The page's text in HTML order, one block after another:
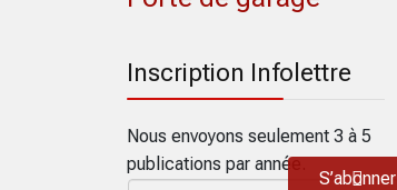
Inscription Infolettre
Nous envoyons seulement 3 à 5
publications par année.
S’abonner